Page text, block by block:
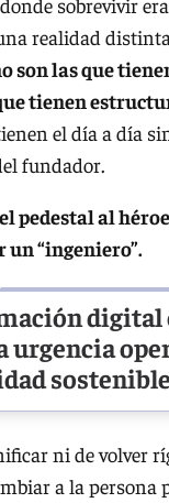
realidad
son las que
tienen
el día a día
fundador.
pedestal al
“ingeniero”.
digital
urgencia
sostenible
ni de volver
a la persona